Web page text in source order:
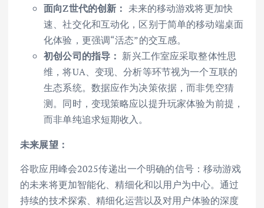
面向Z世代的创新： 未来的移动游戏将更加快
速、社交化和互动化，区别于简单的移动端桌面
化体验，更强调“活态”的交互感。
初创公司的指导： 新兴工作室应采取整体性思
维，将UA、变现、分析等环节视为一个互联的
生态系统。数据应作为决策依据，而非凭空猜
测。同时，变现策略应以提升玩家体验为前提，
而非单纯追求短期收入。
未来展望：
谷歌应用峰会2025传递出一个明确的信号：移动游戏
的未来将更加智能化、精细化和以用户为中心。通过
持续的技术探索、精细化运营以及对用户体验的深度